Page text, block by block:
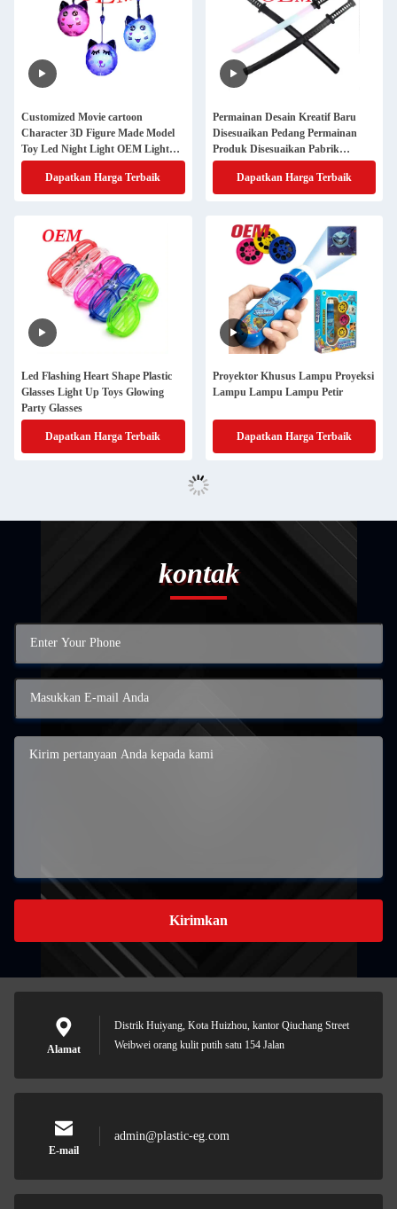
Customized Movie cartoon
Character 3D Figure Made Model
Toy Led Night Light OEM Light
Toy Manufacturer
Dapatkan Harga Terbaik
Permainan Desain Kreatif Baru
Disesuaikan Pedang Permainan
Produk Disesuaikan Pabrik
Mainan
Dapatkan Harga Terbaik
Led Flashing Heart Shape Plastic
Glasses Light Up Toys Glowing
Party Glasses
Dapatkan Harga Terbaik
Proyektor Khusus Lampu Proyeksi
Lampu Lampu Lampu Petir
Dapatkan Harga Terbaik
kontak
Kirimkan
Alamat
Distrik Huiyang, Kota Huizhou, kantor Qiuchang Street
Weibwei orang kulit putih satu 154 Jalan
E-mail
admin@plastic-eg.com